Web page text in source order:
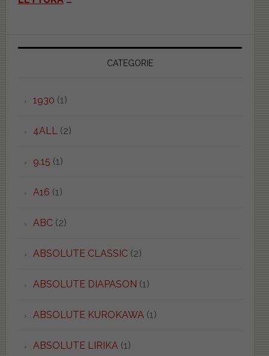
CATEGORIE
1930 (1)
4ALL(2)
9.15 (1)
A16 (1)
ABC(2)
ABSOLUTE CLASSIC(2)
ABSOLUTE DIAPASON (1)
ABSOLUTE KUROKAWA(1)
ABSOLUTE LIRIKA(1)